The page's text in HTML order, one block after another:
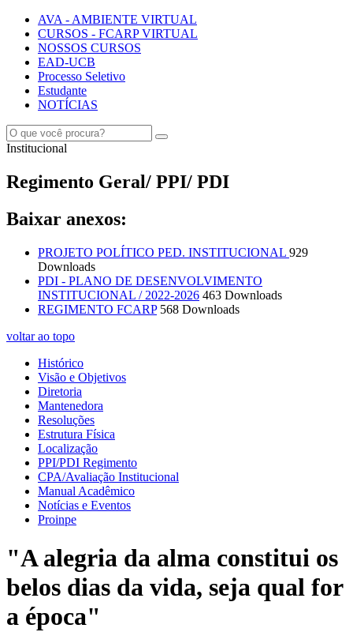
AVA - AMBIENTE VIRTUAL
CURSOS - FCARP VIRTUAL
NOSSOS CURSOS
EAD-UCB
Processo Seletivo
Estudante
NOTÍCIAS
Institucional
Regimento Geral/ PPI/ PDI
Baixar anexos:
PROJETO POLÍTICO PED. INSTITUCIONAL 929
Downloads
PDI - PLANO DE DESENVOLVIMENTO
INSTITUCIONAL / 2022-2026 463 Downloads
REGIMENTO FCARP 568 Downloads
voltar ao topo
Histórico
Visão e Objetivos
Diretoria
Mantenedora
Resoluções
Estrutura Física
Localização
PPI/PDI Regimento
CPA/Avaliação Institucional
Manual Acadêmico
Notícias e Eventos
Proinpe
"A alegria da alma constitui os
belos dias da vida, seja qual for
a época"